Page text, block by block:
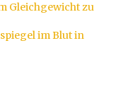
Gleichgewicht zu
im Blut in